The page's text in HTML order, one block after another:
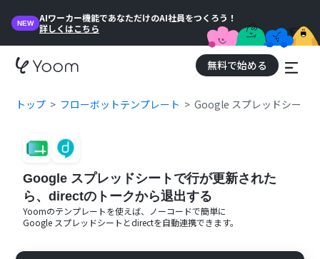
NEW
AIワーカー機能であなただけのAI社員をつくろう！
詳しくはこちら
無料で始める
トップ フローボットテンプレート Google スプレッドシート
Google スプレッドシートで行が更新された
ら、directのトークから退出する
Yoomのテンプレートを使えば、ノーコードで簡単に
Google スプレッドシート とdirectを自動連携できます。